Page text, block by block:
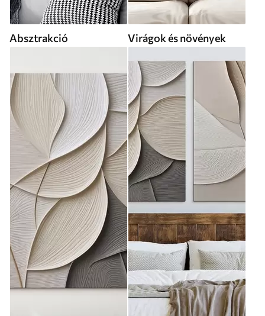
Absztrakció Virágok és növények